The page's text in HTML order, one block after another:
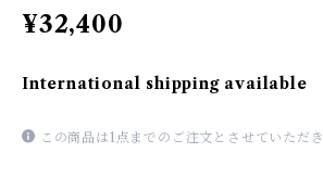
¥32,400
International shipping available
この商品は1点までのご注文とさせていただき